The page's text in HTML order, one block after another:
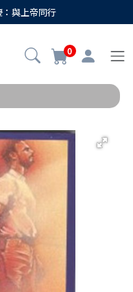
與上帝同行
0